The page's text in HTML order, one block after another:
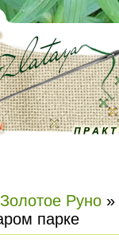
Золотое Руно »
парке